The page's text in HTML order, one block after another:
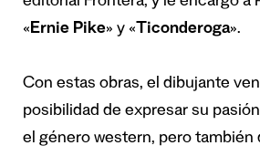
«Ernie Pike» y « Ticonderoga».
Con estas obras, el dibujante
posibilidad de expresar su
el género western, pero